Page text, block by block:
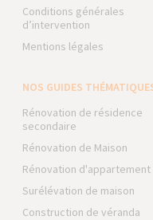
Conditions générales
d’intervention
Mentions légales
NOS GUIDES
Rénovation de résidence
secondaire
Rénovation de Maison
Rénovation d'appartement
Surélévation de maison
Construction de véranda